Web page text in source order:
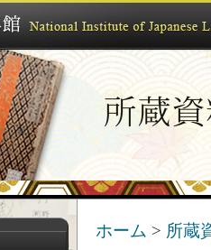
ホーム > 所蔵